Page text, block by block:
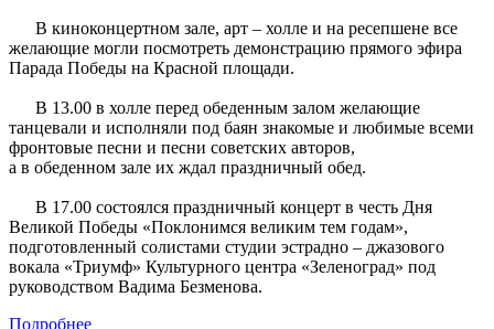
В киноконцертном зале, арт – холле и на ресепшене все
желающие могли посмотреть демонстрацию прямого эфира
Парада Победы на Красной площади.
В 13.00 в холле перед обеденным залом желающие
танцевали и исполняли под баян знакомые и любимые всеми
фронтовые песни и песни советских авторов,
а в обеденном зале их ждал праздничный обед.
В 17.00 состоялся праздничный концерт в честь Дня
Великой Победы «Поклонимся великим тем годам»,
подготовленный солистами студии эстрадно – джазового
вокала «Триумф» Культурного центра «Зеленоград» под
руководством Вадима Безменова.
Подробнее